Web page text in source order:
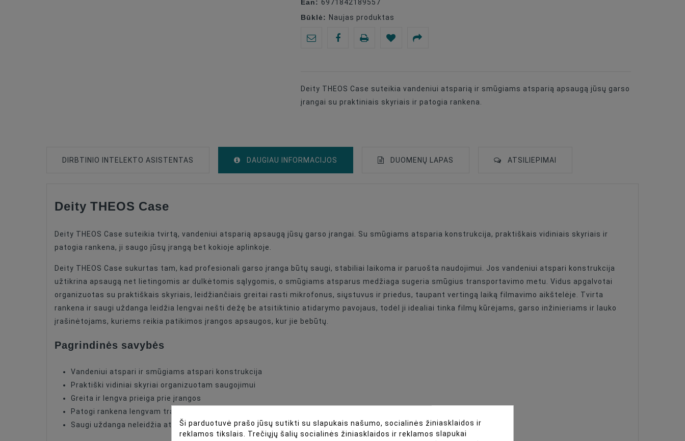
6971842189557
Būklė: Naujas produktas
Deity THEOS Case suteikia vandeniui atsparią ir smūgiams atsparią apsaugą jūsų garso
įrangai su praktiniais skyriais ir patogia rankena.
DIRBTINIO INTELEKTO ASISTENTAS DAUGIAU INFORMACIJOS DUOMENŲ LAPAS ATSILIEPIMAI
Type Of Product
Compatible
Compatible Studio Equipment
Waterproof Yes
Case Options With Filler, Foam
Deity THEOS Case
Deity THEOS Case suteikia tvirtą, vandeniui atsparią apsaugą jūsų garso įrangai. Su smūgiams atsparia konstrukcija, praktiškais vidiniais skyriais ir
patogia rankena, ji saugo jūsų įrangą bet kokioje aplinkoje.
Deity THEOS Case sukurtas tam, kad profesionali garso įranga būtų saugi, stabiliai laikoma ir paruošta naudojimui. Jos vandeniui atspari konstrukcija
užtikrina apsaugą net lietingomis ar dulkėtomis sąlygomis, o smūgiams atsparus medžiaga sugeria smūgius transportavimo metu. Vidus apgalvotai
organizuotas su praktiškais skyriais, leidžiančiais greitai rasti mikrofonus, siųstuvus ir priedus, taupant vertingą laiką filmavimo aikštelėje. Tvirta
rankena ir saugi uždanga leidžia lengvai nešti dėžę be atsitiktinio atidarymo pavojaus, todėl ji idealiai tinka filmų kūrėjams, garso inžinieriams ir lauko
įrašinėtojams, kuriems reikia patikimos įrangos apsaugos, kur jie bebūtų.
Pagrindinės savybės
Vandeniui atspari ir smūgiams atspari konstrukcija
Praktiški vidiniai skyriai organizuotam saugojimui
Greita ir lengva prieiga prie įrangos
Patogi rankena lengvam transportavimui
Saugi uždanga neleidžia atsitiktinai atsidarytiŠi parduotuvė prašo jūsų sutikti su slapukais našumo, socialinės žiniasklaidos ir
reklamos tikslais. Trečiųjų šalių socialinės žiniasklaidos ir reklamos slapukai